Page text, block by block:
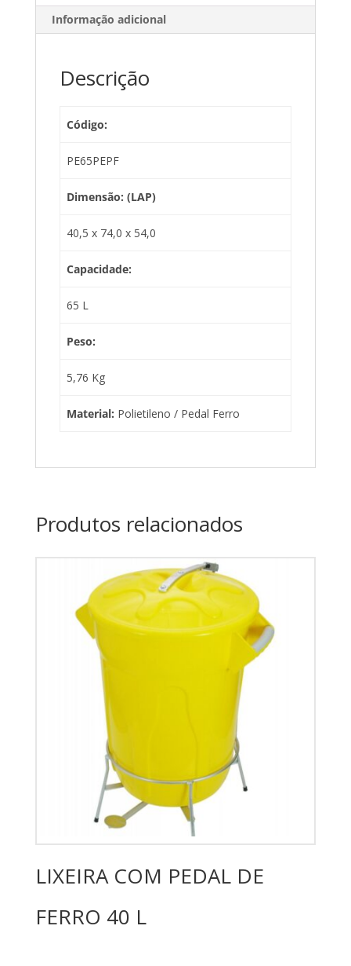
Informação adicional
Descrição
Código:
PE65PEPF
Dimensão: (LAP)
40,5 x 74,0 x 54,0
Capacidade:
65 L
Peso:
5,76 Kg
Material: Polietileno / Pedal Ferro
Produtos relacionados
LIXEIRA COM PEDAL DE
FERRO 40 L